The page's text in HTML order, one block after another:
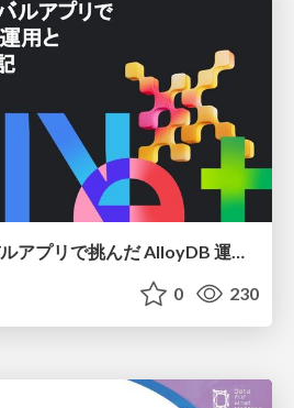
メルカリのグローバルアプリで挑んだ AlloyDB 運用と課題解決の実践記
0 230